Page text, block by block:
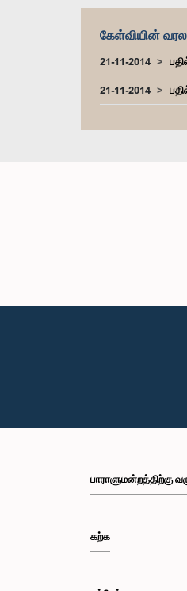
கேள்வியின்
21-11-2014
21-11-2014
பாராளுமன்றத்திற்கு
கற்க